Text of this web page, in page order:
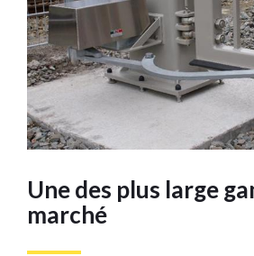
Une des plus large
marché